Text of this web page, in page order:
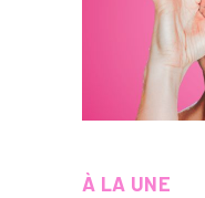
À LA UNE